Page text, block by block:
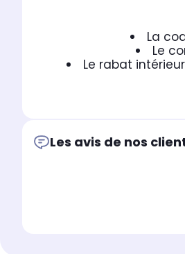
La
Le
Le rabat
Les avis de nos